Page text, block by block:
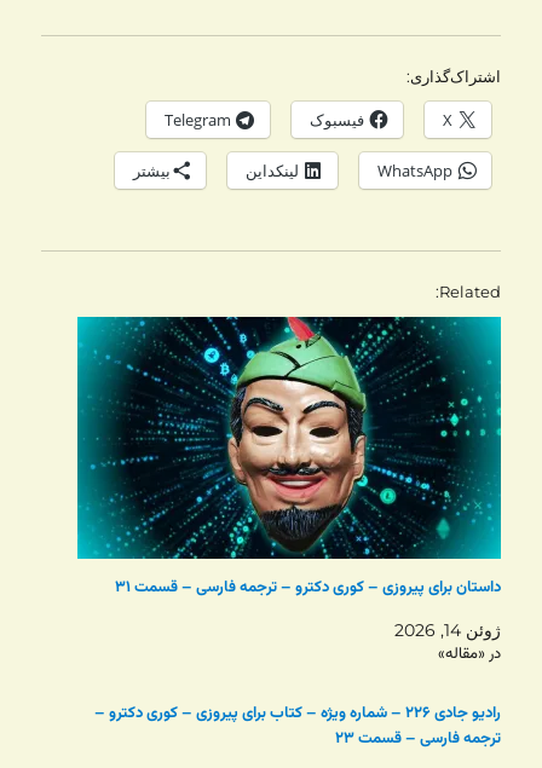
اشتراک‌گذاری:
X فیسبوک Telegram
WhatsApp لینکداین بیشتر
Related
داستان برای پیروزی – کوری دکترو – ترجمه فارسی – قسمت ۳۱
ژوئن 14, 2026
در «مقاله»
رادیو جادی ۲۲۶ – شماره ویژه – کتاب برای پیروزی – کوری دکترو –
ترجمه فارسی – قسمت ۲۳